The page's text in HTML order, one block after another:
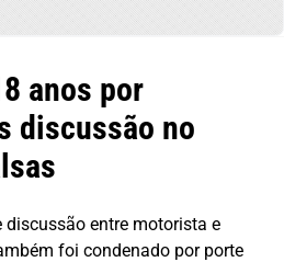
anos por
discussão no
discussão entre motorista e
foi condenado por porte